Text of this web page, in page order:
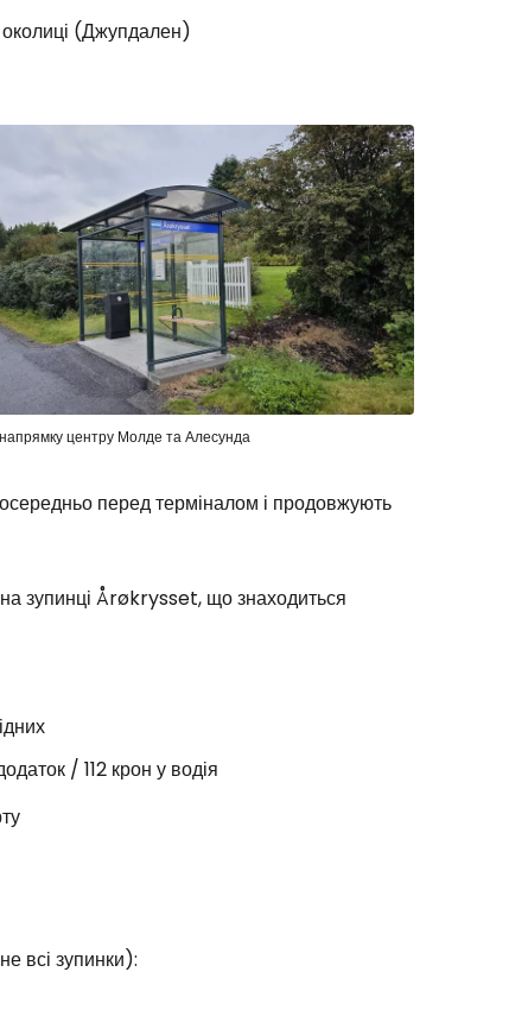
околиці (Джупдален)
центру Молде та Алесунда
перед терміналом і продовжують
зупинці Årøkrysset, що знаходиться
/ 112 крон у водія
всі зупинки):